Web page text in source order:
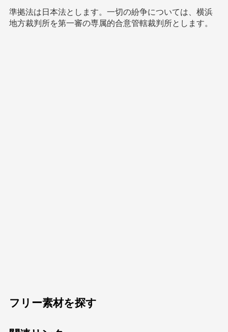
準拠法は日本法とします。一切の紛争については、横浜
地方裁判所を第一審の専属的合意管轄裁判所とします。
フリー素材を探す